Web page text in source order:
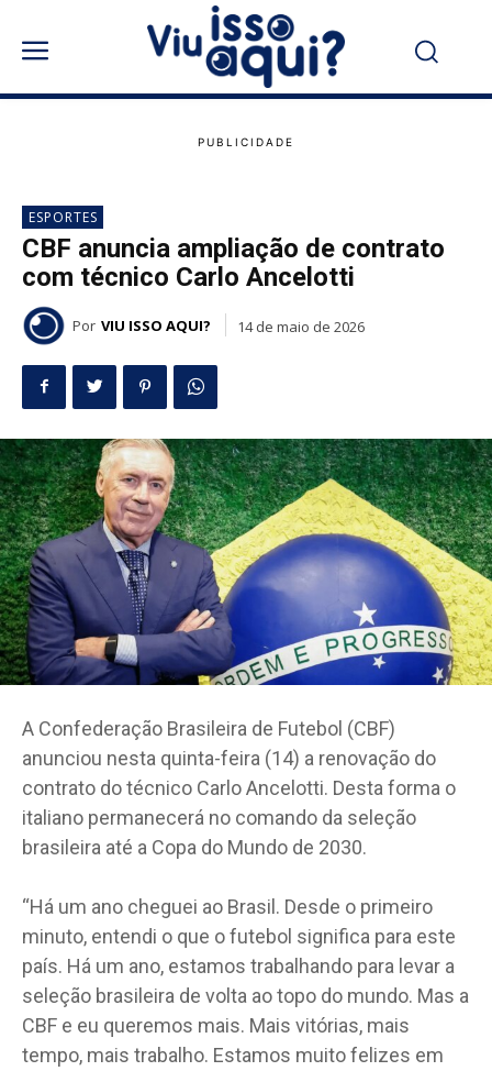
ESPORTES
CBF anuncia ampliação de contrato
com técnico Carlo Ancelotti
Por VIU ISSO AQUI? 14 de maio de 2026
A Confederação Brasileira de Futebol (CBF)
anunciou nesta quinta-feira (14) a renovação do
contrato do técnico Carlo Ancelotti. Desta forma o
italiano permanecerá no comando da seleção
brasileira até a Copa do Mundo de 2030.
“Há um ano cheguei ao Brasil. Desde o primeiro
minuto, entendi o que o futebol significa para este
país. Há um ano, estamos trabalhando para levar a
seleção brasileira de volta ao topo do mundo. Mas a
CBF e eu queremos mais. Mais vitórias, mais
tempo, mais trabalho. Estamos muito felizes em